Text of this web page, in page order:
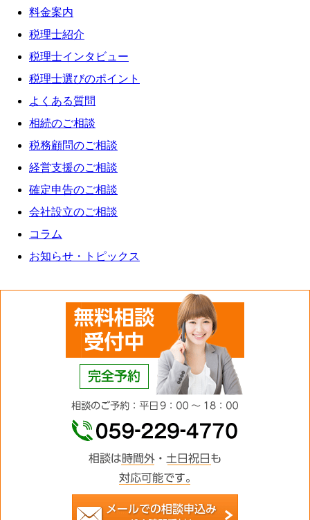
料金案内
税理士紹介
税理士インタビュー
税理士選びのポイント
よくある質問
相続のご相談
税務顧問のご相談
経営支援のご相談
確定申告のご相談
会社設立のご相談
コラム
お知らせ・トピックス